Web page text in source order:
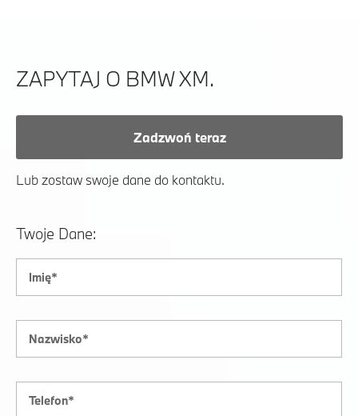
ZAPYTAJ O BMW XM.
Zadzwoń teraz
Lub zostaw swoje dane do kontaktu.
Twoje Dane: